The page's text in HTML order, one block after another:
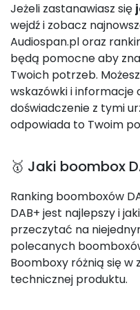
Jeżeli zastanawiasz się
wejdź i zobacz
Audiospan.pl oraz
będą pomocne aby
Twoich potrzeb.
wskazówki i informacje
doświadczenie z tymi
odpowiada to Twoim
🥇 Jaki boombox
Ranking boomboxów
DAB+ jest najlepszy i
przeczytać na
polecanych
Boomboxy różnią się w
technicznej produktu.